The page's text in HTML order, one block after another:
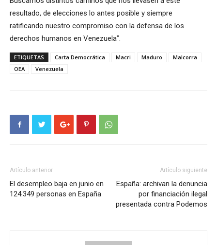
resultado, de elecciones lo antes posible y siempre
ratificando nuestro compromiso con la defensa de los
derechos humanos en Venezuela”.
ETIQUETAS Carta Democrática Macri Maduro
Malcorra
OEA
Venezuela
Artículo anterior
El desempleo baja en junio en
124.349 personas en España
Artículo siguiente
España: archivan la denuncia
por financiación ilegal
presentada contra Podemos